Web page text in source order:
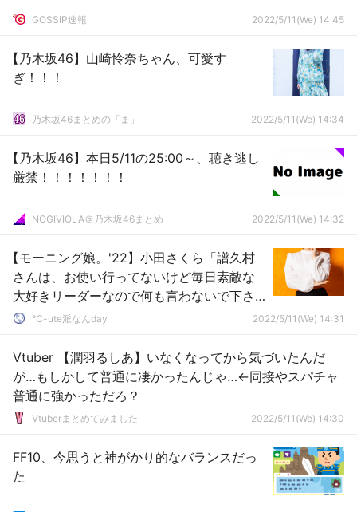
GOSSIP速報 2022/5/11(We) 14:45
【乃木坂46】山崎怜奈ちゃん、可愛す
ぎ！！！
乃木坂46まとめの「ま」 2022/5/11(We) 14:34
【乃木坂46】本日5/11の25:00～、聴き逃し
厳禁！！！！！！！
NOGIVIOLA＠乃木坂46まとめ 2022/5/11(We) 14:32
【モーニング娘。'22】小田さくら「譜久村
さんは、お使い行ってないけど毎日素敵な
大好きリーダーなので何も言わないで下さ
いね！」←どういう意味？
℃-ute派なんday 2022/5/11(We) 14:31
Vtuber 【潤羽るしあ】いなくなってから気づいたんだ
が…もしかして普通に凄かったんじゃ…←同接やスパチャ
普通に強かっただろ？
Vtuberまとめてみました 2022/5/11(We) 14:30
FF10、今思うと神がかり的なバランスだっ
た